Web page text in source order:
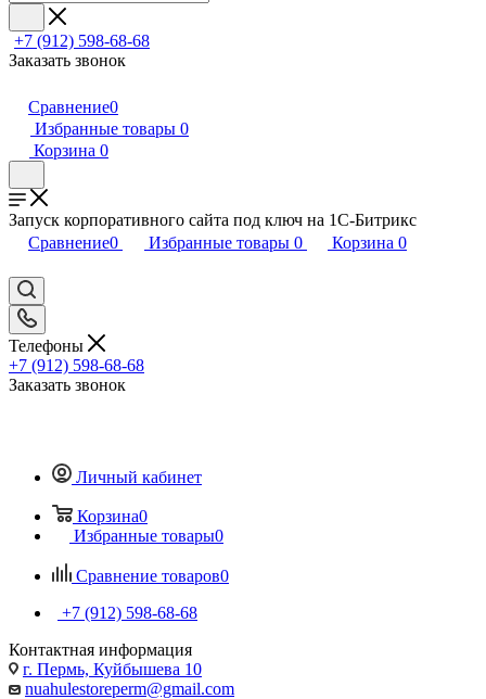
+7 (912) 598-68-68
Заказать звонок
Сравнение0
Избранные товары 0
Корзина 0
Запуск корпоративного сайта под ключ на 1С-Битрикс
Сравнение0 Избранные товары 0 Корзина 0
Телефоны
+7 (912) 598-68-68
Заказать звонок
Личный кабинет
Корзина0
Избранные товары0
Сравнение товаров0
+7 (912) 598-68-68
Контактная информация
г. Пермь, Куйбышева 10
nuahulestoreperm@gmail.com